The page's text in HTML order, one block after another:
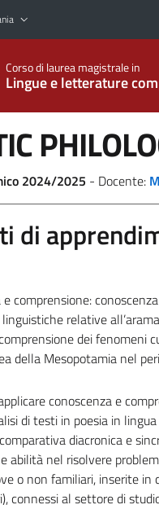
principale
Corso di laurea magistrale in
Lingue e letterature
2024/2025 - Docente:
di
e comprensione:
relative
dei fenomeni
della Mesopotamia nel
conoscenza e
di testi in poesia in lingua
diacronica e
abilità nel risolvere
o non familiari, inserite in
connessi al settore di